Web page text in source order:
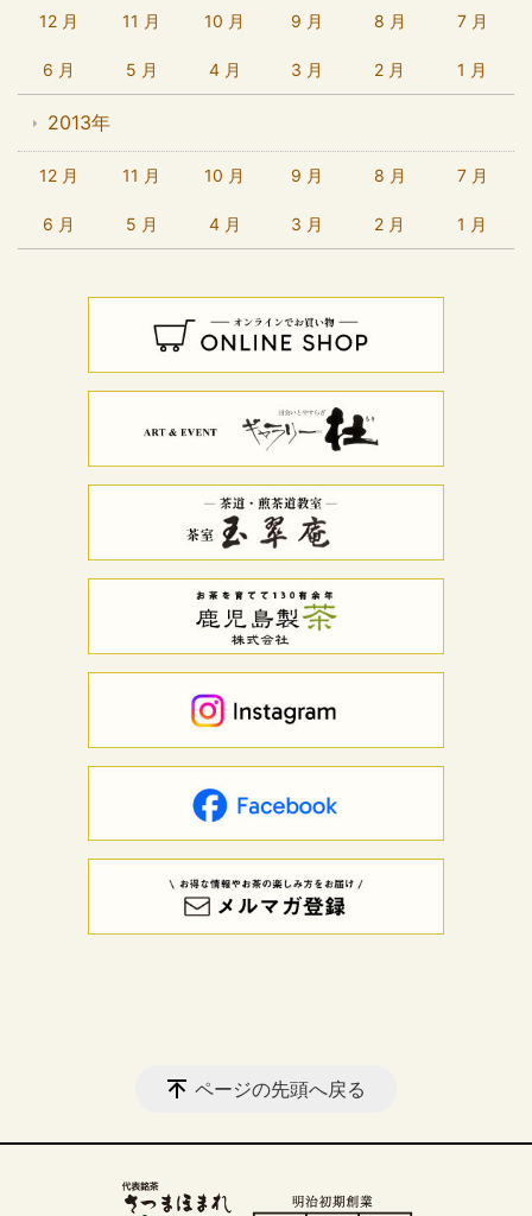
12 月 11 月 10 月 9 月 8 月 7 月
6 月 5 月 4 月 3 月 2 月 1 月
2013年
12 月 11 月 10 月 9 月 8 月 7 月
6 月 5 月 4 月 3 月 2 月 1 月
ページの先頭へ戻る